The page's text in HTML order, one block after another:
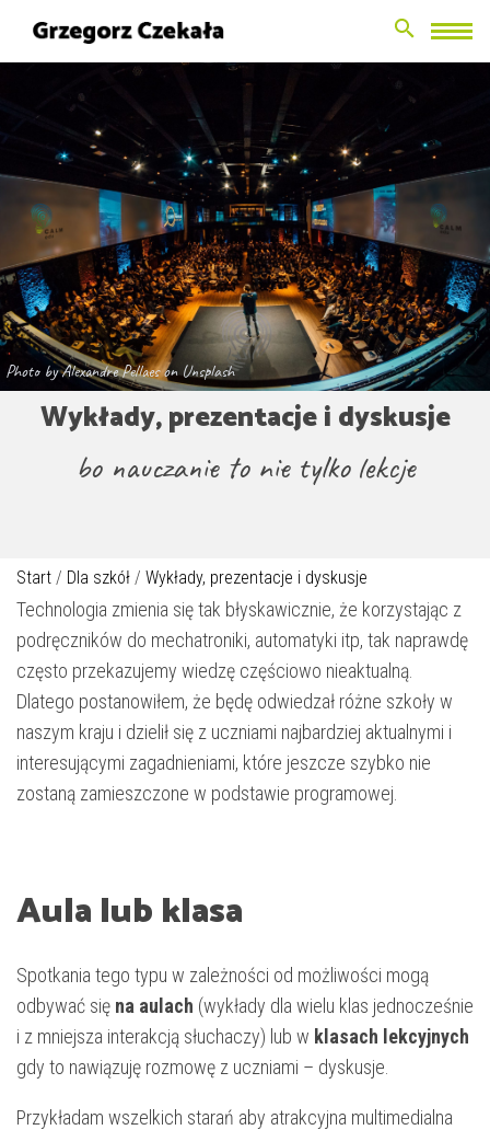
Search
for:
Wykłady, prezentacje i dyskusje
bo nauczanie to nie tylko lekcje
Photo by Alexandre Pellaes on Unsplash
Start / Dla szkół / Wykłady, prezentacje i dyskusje
Technologia zmienia się tak błyskawicznie, że korzystając z
podręczników do mechatroniki, automatyki itp, tak naprawdę
często przekazujemy wiedzę częściowo nieaktualną.
Dlatego postanowiłem, że będę odwiedzał różne szkoły w
naszym kraju i dzielił się z uczniami najbardziej aktualnymi i
interesującymi zagadnieniami, które jeszcze szybko nie
zostaną zamieszczone w podstawie programowej.
Aula lub klasa
Spotkania tego typu w zależności od możliwości mogą
odbywać się na aulach (wykłady dla wielu klas jednocześnie
i z mniejsza interakcją słuchaczy) lub w klasach lekcyjnych
gdy to nawiązuję rozmowę z uczniami – dyskusje.
Przykładam wszelkich starań aby atrakcyjna multimedialna